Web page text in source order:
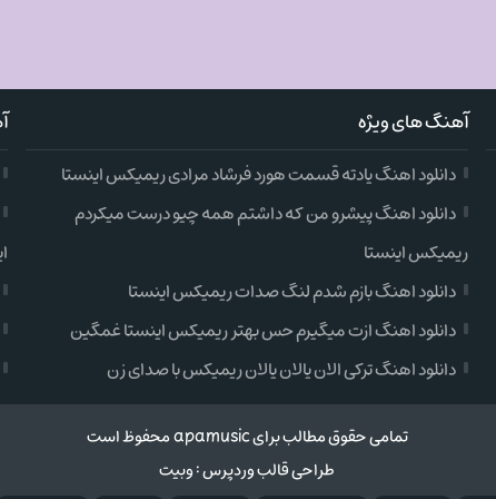
آهنگ های ویژه
دانلود اهنگ یادته قسمت هورد فرشاد مرادی ریمیکس اینستا
دانلود اهنگ پیشرو من که داشتم همه چیو درست میکردم
ریمیکس اینستا
دانلود اهنگ بازم شدم لنگ صدات ریمیکس اینستا
دانلود اهنگ ازت میگیرم حس بهتر ریمیکس اینستا غمگین
دانلود اهنگ ترکی الان یالان یالان ریمیکس با صدای زن
تمامی حقوق مطالب برای apamusic محفوظ است
طراحی قالب وردپرس:وبیت